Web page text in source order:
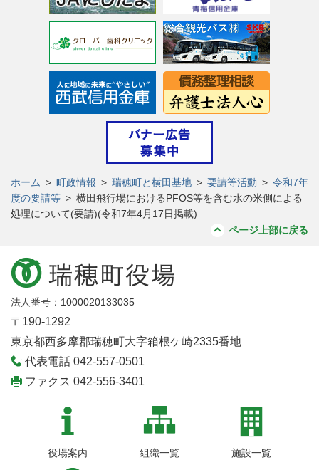
ホーム > 町政情報 > 瑞穂町と横田基地 > 要請等活動 > 令和7年
度の要請等 > 横田飛行場におけるPFOS等を含む水の米側による
処理について(要請)(令和7年4月17日掲載)
ページ上部に戻る
法人番号：1000020133035
〒190-1292
東京都西多摩郡瑞穂町大字箱根ケ崎2335番地
代表電話 042-557-0501
ファクス 042-556-3401
役場案内 組織一覧 施設一覧